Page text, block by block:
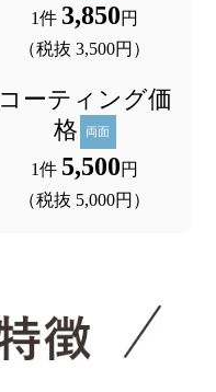
1件 3,850円
（税抜 3,500円）
コーティング価
格
両面
1件 5,500円
（税抜 5,000円）